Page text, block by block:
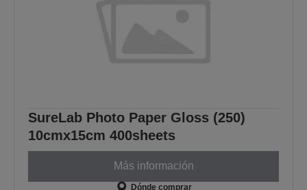
SureLab Photo Paper Gloss (250)
10cmx15cm 400sheets
Más información
Dónde comprar